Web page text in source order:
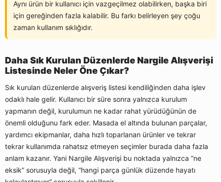
Aynı ürün bir kullanıcı için vazgeçilmez olabilirken, başka biri
için gereğinden fazla kalabilir. Bu farkı belirleyen şey çoğu
zaman kullanım sıklığıdır.
Daha Sık Kurulan Düzenlerde Nargile Alışverişi
Listesinde Neler Öne Çıkar?
Sık kurulan düzenlerde alışveriş listesi kendiliğinden daha işlev
odaklı hale gelir. Kullanıcı bir süre sonra yalnızca kurulum
yapmanın değil, kurulumun ne kadar rahat yürüdüğünün de
önemli olduğunu fark eder. Masada el altında bulunan parçalar,
yardımcı ekipmanlar, daha hızlı toparlanan ürünler ve tekrar
tekrar kullanımda rahatsız etmeyen seçimler burada daha fazla
anlam kazanır. Yani Nargile Alışverişi bu noktada yalnızca “ne
eksik” sorusuyla değil, “hangi parça günlük düzende hayatı